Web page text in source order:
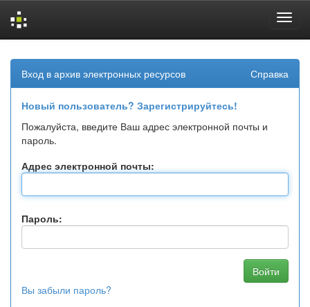
navigation
Вход в архив электронных ресурсов Справка
Новый пользователь? Зарегистрируйтесь!
Пожалуйста, введите Ваш адрес электронной почты и
пароль.
Адрес электронной почты:
Пароль:
Вы забыли пароль?